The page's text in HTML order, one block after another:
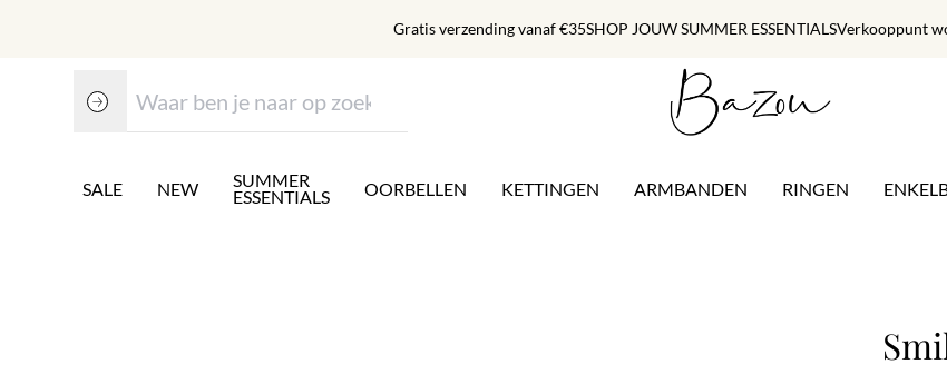
Gratis verzending vanaf €35SHOP JOUW SUMMER ESSENTIALSVerkooppunt
SALE NEW SUMMER
ESSENTIALS OORBELLEN KETTINGEN ARMBANDEN RINGEN